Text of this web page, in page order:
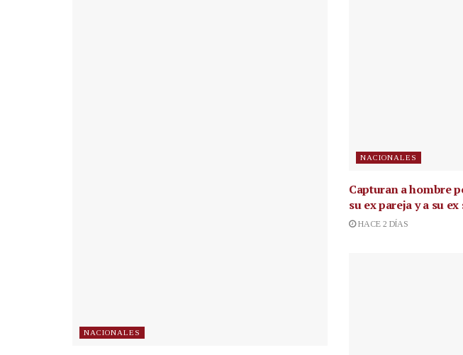
NACIONALES
NACIONALES
Capturan a hombre
su ex pareja y a su
HACE 2 DÍAS